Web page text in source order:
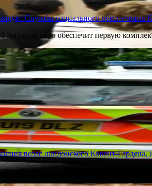
Службы социального обеспечения
евро обеспечит первую
возле лондонского Ковент-Гардена,
мужчин получили ножевые ранения